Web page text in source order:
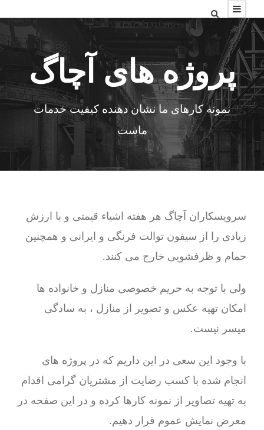
پروژه های آچاگ
نمونه کارهای ما نشان دهنده کیفیت خدمات
ماست
سرویسکاران آچاگ هر هفته اشیاء قیمتی و با ارزش
زیادی را از سیفون توالت فرنگی و ایرانی و همچنین
حمام و ظرفشویی خارج می کنند.
ولی با توجه به حریم خصوصی منازل و خانواده ها
امکان تهیه عکس و تصویر از منازل ، به سادگی
میسر نیست.
با وجود این سعی در این داریم که در پروژه های
انجام شده با کسب رضایت از مشتریان گرامی اقدام
به تهیه تصاویر از نمونه کارها کرده و در این صفحه در
معرض نمایش عموم قرار دهیم.